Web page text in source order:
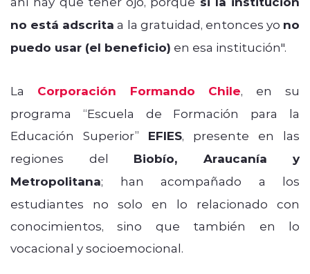
no está adscrita a la gratuidad, entonces yo no
puedo usar (el beneficio) en esa institución".
La Corporación Formando Chile, en su
programa “Escuela de Formación para la
Educación Superior” EFIES, presente en las
regiones del Biobío, Araucanía y
Metropolitana; han acompañado a los
estudiantes no solo en lo relacionado con
conocimientos, sino que también en lo
vocacional y socioemocional.